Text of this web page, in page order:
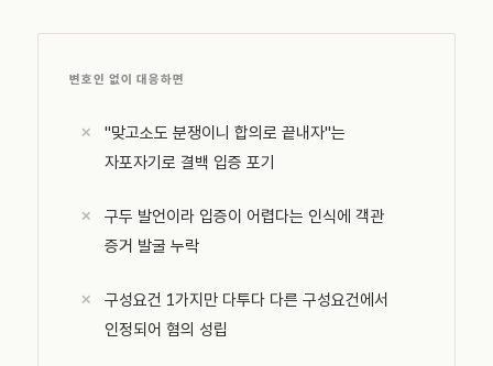
변호인 없이 대응하면
"맞고소도 분쟁이니 합의로 끝내자"는
자포자기로 결백 입증 포기
구두 발언이라 입증이 어렵다는 인식에 객관
증거 발굴 누락
구성요건 1가지만 다투다 다른 구성요건에서
인정되어 혐의 성립